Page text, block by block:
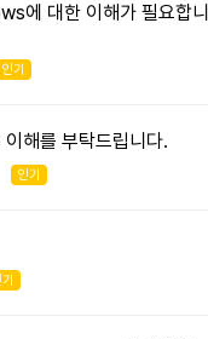
에 대한 이해가 필요합니
인기
해를 부탁드립니다.
인기